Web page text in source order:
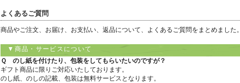
よくあるご質問
商品やご注文、お届け、お支払い、返品について、よくあるご質問をまとめました。
▼商品・サービスについて
Ｑ のし紙を付けたり、包装をしてもらいたいのですが？
ギフト商品に限りご対応いたしております。
のし紙、のしの記載、包装は無料サービスとなります。